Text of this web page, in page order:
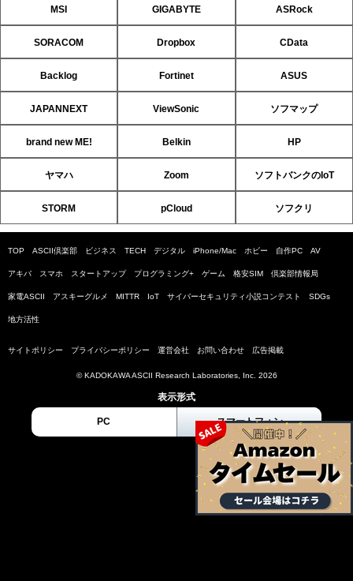
MSI GIGABYTE ASRock
SORACOM Dropbox CData
Backlog Fortinet ASUS
JAPANNEXT ViewSonic ソフマップ
brand new ME! Belkin HP
ヤマハ Zoom ソフトバンクのIoT
STORM pCloud ソフクリ
TOP ASCII倶楽部 ビジネス TECH デジタル iPhone/Mac ホビー 自作PC AV
アキバ スマホ スタートアップ プログラミング+ ゲーム 格安SIM 倶楽部情報局
家電ASCII アスキーグルメ MITTR IoT サイバーセキュリティ小説コンテスト SDGs
地方活性
サイトポリシー プライバシーポリシー 運営会社 お問い合わせ 広告掲載
© KADOKAWA ASCII Research Laboratories, Inc. 2026
表示形式
PC スマートフォン